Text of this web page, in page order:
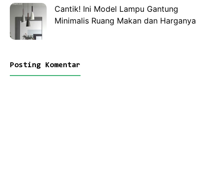
Cantik! Ini Model Lampu Gantung
Minimalis Ruang Makan dan Harganya
Posting Komentar